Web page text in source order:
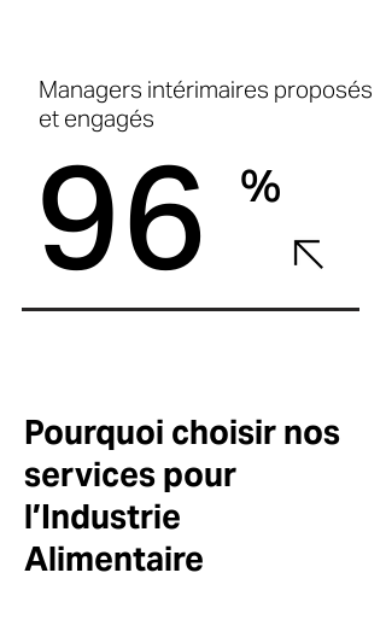
Managers intérimaires proposés
et engagés
96 %
Pourquoi choisir nos
services pour
l’Industrie
Alimentaire